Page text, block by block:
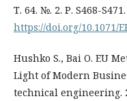
Т. 64. №. 2. Р. S468-S471.
https://doi.org/10.1071/
Hushko S., Bai O. EU
Light of Modern
technical engineering.